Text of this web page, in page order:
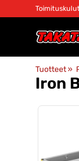
Tuotteet ‪»
Iron